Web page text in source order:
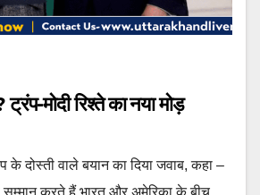
ट्रंप-मोदी रिश्ते का नया मोड़
के दोस्ती वाले बयान का दिया जवाब, कहा –
करते हैं भारत और अमेरिका के बीच